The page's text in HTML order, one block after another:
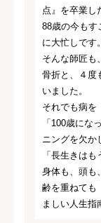
点』を卒業し
88歳の今もす
に大忙しです。
そんな師匠も
骨折と、４度
いました。
それでも病を
「100歳にな
ニングを欠か
「長生きは
身体も、頭も
齢を重ねても
ましい人生指